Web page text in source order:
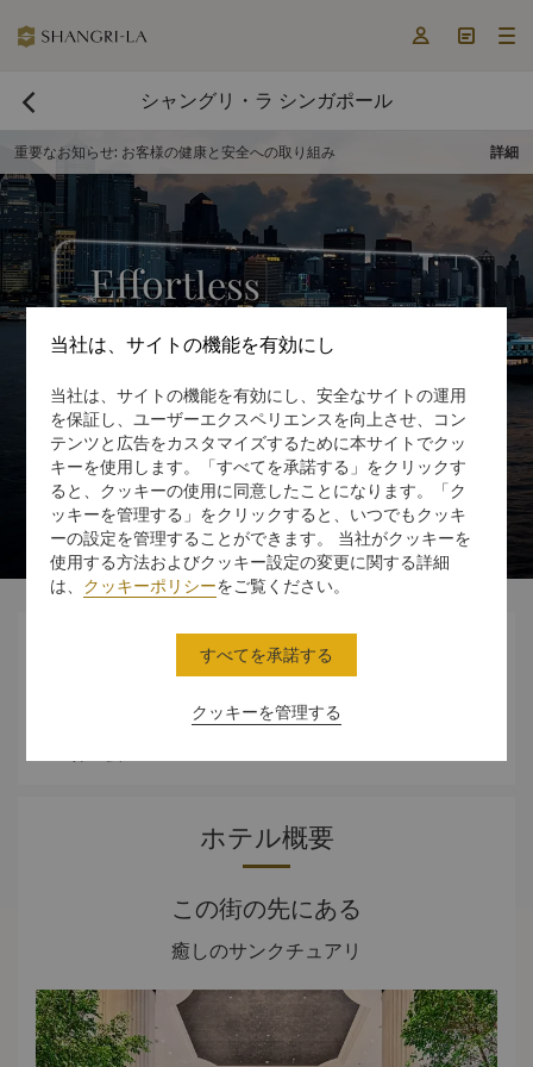
  
 シャングリ・ラ シンガポール
重要なお知らせ: お客様の健康と安全への取り組み 詳細
今すぐ予約する 
 
ホテル概要
この街の先にある
癒しのサンクチュアリ
当社は、サイトの機能を有効にし
当社は、サイトの機能を有効にし、安全なサイトの運用
を保証し、ユーザーエクスペリエンスを向上させ、コン
テンツと広告をカスタマイズするために本サイトでクッ
キーを使用します。「すべてを承諾する」をクリックす
ると、クッキーの使用に同意したことになります。「ク
ッキーを管理する」をクリックすると、いつでもクッキ
ーの設定を管理することができます。 当社がクッキーを
使用する方法およびクッキー設定の変更に関する詳細
は、 クッキーポリシーをご覧ください。
クッキーを管理する
すべてを承諾する